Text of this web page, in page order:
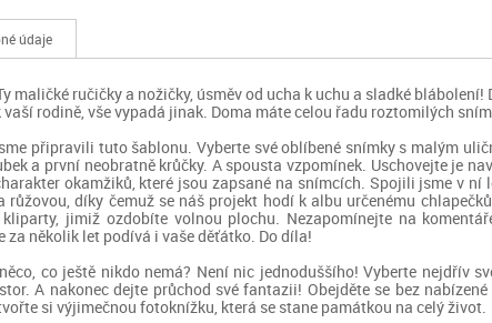
údaje
maličké ručičky a nožičky, úsměv od ucha k uchu a sladké
rodině, vše vypadá jinak. Doma máte celou řadu roztomilých
připravili tuto šablonu. Vyberte své oblíbené snímky s malým
a první neobratně krůčky. A spousta vzpomínek. Uschovejte je
okamžiků, které jsou zapsané na snímcích. Spojili jsme v
růžovou, díky čemuž se náš projekt hodí k albu určenému
jimiž ozdobíte volnou plochu. Nezapomínejte na
za několik let podívá i vaše děťátko. Do díla!
co ještě nikdo nemá? Není nic jednoduššího! Vyberte nejdřív
A nakonec dejte průchod své fantazii! Obejděte se bez
si výjimečnou fotoknížku, která se stane památkou na celý život.